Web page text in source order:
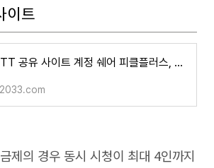
이트
OTT 공유 사이트 계정 쉐어 피클플러스, 링키드, 그레이태그, 벗츠, 쉐어풀 비교 추천
제의 경우 동시 시청이 최대 4인까지